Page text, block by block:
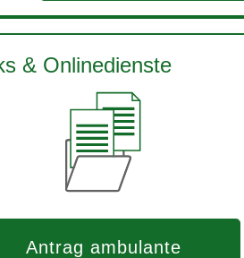
& Onlinedienste
Antrag ambulante